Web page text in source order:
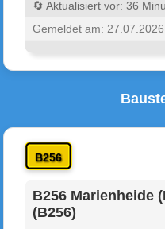
🔄 Aktualisiert vor: 36
Gemeldet am: 27.07.2026
B256
B256 Marienheide
(B256)